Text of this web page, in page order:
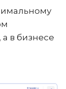
а в бизнесе